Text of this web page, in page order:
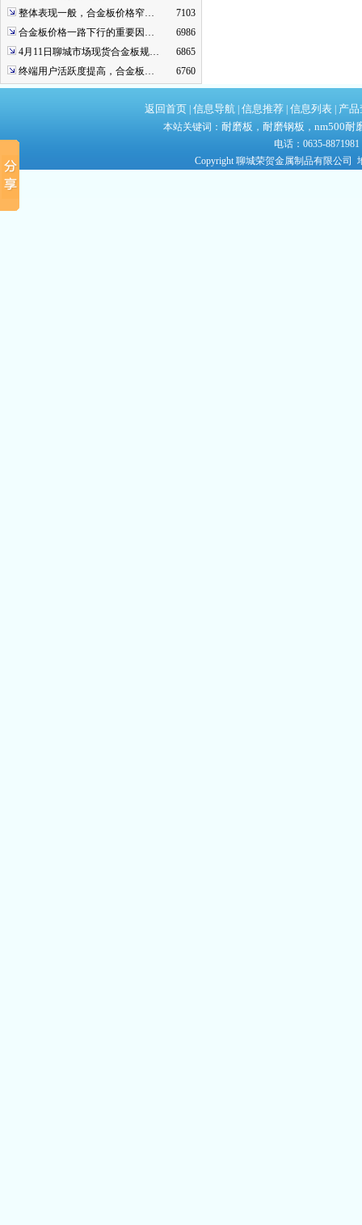
整体表现一般，合金板价格窄…
7103
合金板价格一路下行的重要因…
6986
4月11日聊城市场现货合金板规…
6865
终端用户活跃度提高，合金板…
6760
返回首页 信息导航 信息推荐 信息列表 产
本站关键词： 耐磨板 ， 耐磨钢板 ， nm500耐
电话：0635-
Copyright 聊城荣贺金属制品有限公